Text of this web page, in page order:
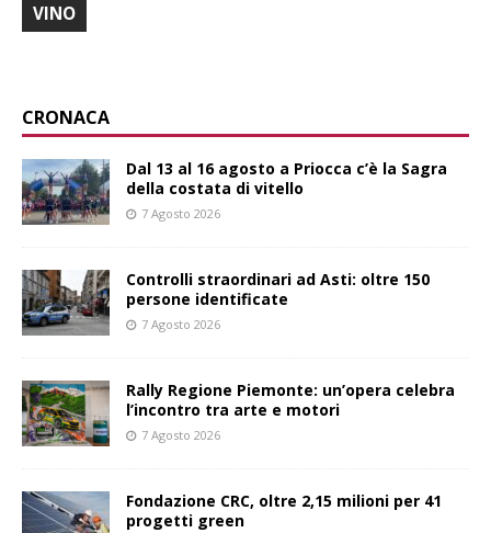
VINO
CRONACA
Dal 13 al 16 agosto a Priocca c’è la Sagra
della costata di vitello
7 Agosto 2026
Controlli straordinari ad Asti: oltre 150
persone identificate
7 Agosto 2026
Rally Regione Piemonte: un’opera celebra
l’incontro tra arte e motori
7 Agosto 2026
Fondazione CRC, oltre 2,15 milioni per 41
progetti green